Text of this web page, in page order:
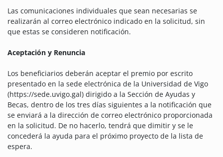
Las comunicaciones individuales que sean necesarias se
realizarán al correo electrónico indicado en la solicitud, sin
que estas se consideren notificación.
Aceptación y Renuncia
Los beneficiarios deberán aceptar el premio por escrito
presentado en la sede electrónica de la Universidad de Vigo
(https://sede.uvigo.gal) dirigido a la Sección de Ayudas y
Becas, dentro de los tres días siguientes a la notificación que
se enviará a la dirección de correo electrónico proporcionada
en la solicitud. De no hacerlo, tendrá que dimitir y se le
concederá la ayuda para el próximo proyecto de la lista de
espera.